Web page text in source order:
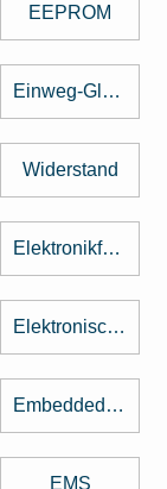
EEPROM
Einweg-Gleichrichter
Widerstand
Elektronikfertigung
Elektronische Bauteile
Embedded Software
EMS